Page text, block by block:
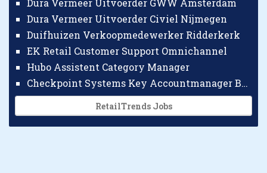
Dura Vermeer Uitvoerder Civiel Nijmegen
Duifhuizen Verkoopmedewerker Ridderkerk
EK Retail Customer Support Omnichannel
Hubo Assistent Category Manager
Checkpoint Systems Key Accountmanager Benelux
RetailTrends Jobs